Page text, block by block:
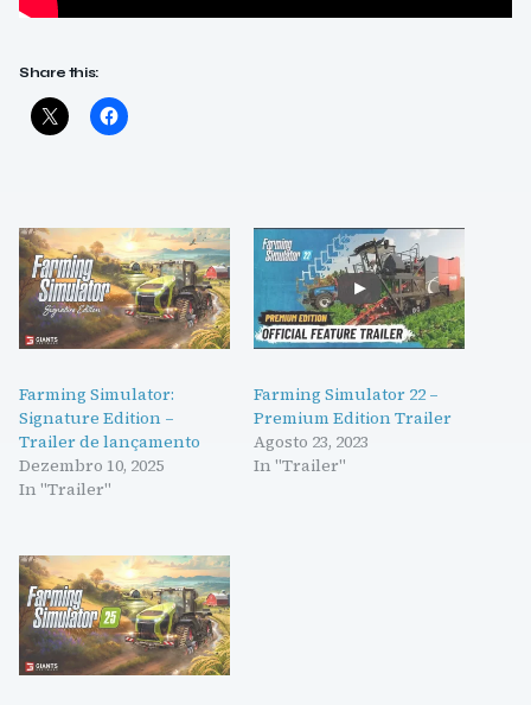
Share this:
Farming Simulator:
Signature Edition –
Trailer de lançamento
Dezembro 10, 2025
In "Trailer"
Farming Simulator 22 –
Premium Edition Trailer
Agosto 23, 2023
In "Trailer"